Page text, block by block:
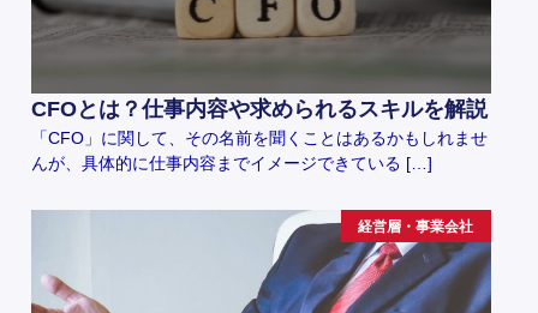
CFOとは？仕事内容や求められるスキルを解説
「CFO」に関して、その名前を聞くことはあるかもしれませ
んが、具体的に仕事内容までイメージできている […]
経営層・事業会社